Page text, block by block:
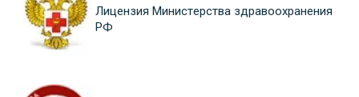
Лицензия Министерства здравоохранения
РФ